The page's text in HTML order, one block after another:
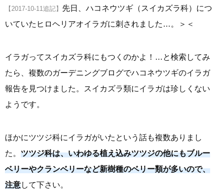
【2017-10-11追記】 先日、ハコネウツギ（スイカズラ科）につ
いていたヒロヘリアオイラガに刺されました…。＞＜
イラガってスイカズラ科にもつくのかよ！…と検索してみ
たら、複数のガーデニングブログでハコネウツギのイラガ
報告を見つけました。スイカズラ類にイラガは珍しくない
ようです。
ほかにツツジ科にイラガがいたという話も複数ありまし
た。 ツツジ科は、いわゆる植え込みツツジの他にもブルー
ベリーやクランベリーなど新樹種のベリー類が多いので、
注意して下さい。